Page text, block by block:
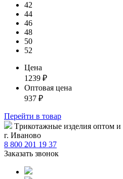
42
44
46
48
50
52
Цена
1239 ₽
Оптовая цена
937 ₽
Перейти в товар
Tрикотажные изделия оптом и
г. Иваново
8 800 201 19 37
Заказать звонок